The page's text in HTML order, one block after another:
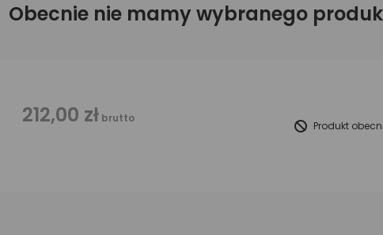
Obecnie nie mamy wybranego
212,00 zł brutto
Produkt